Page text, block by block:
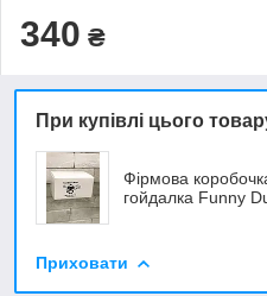
340 ₴
При купівлі цього
Фірмова
гойдалка Funny
Приховати